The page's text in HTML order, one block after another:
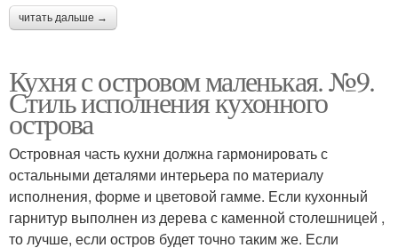
читать дальше →
Кухня с островом маленькая. №9.
Стиль исполнения кухонного
острова
Островная часть кухни должна гармонировать с
остальными деталями интерьера по материалу
исполнения, форме и цветовой гамме. Если кухонный
гарнитур выполнен из дерева с каменной столешницей ,
то лучше, если остров будет точно таким же. Если